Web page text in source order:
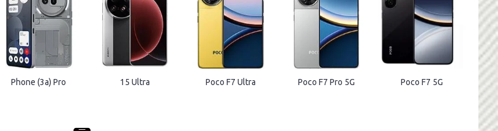
Phone (3a) Pro 15 Ultra Poco F7 Ultra Poco F7 Pro 5G Poco F7 5G